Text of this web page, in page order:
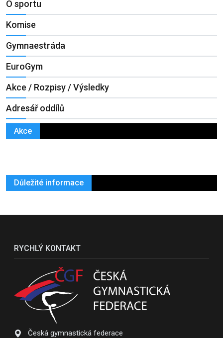
O sportu
Komise
Gymnaestráda
EuroGym
Akce / Rozpisy / Výsledky
Adresář oddílů
Akce
Důležité informace
RYCHLÝ KONTAKT
Česká gymnastická federace